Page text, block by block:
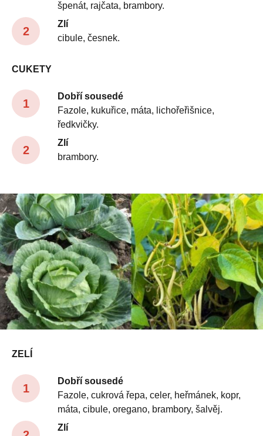
špenát, rajčata, brambory.
Zlí
cibule, česnek.
CUKETY
Dobří sousedé
Fazole, kukuřice, máta, lichořeřišnice,
ředkvičky.
Zlí
brambory.
ZELÍ
Dobří sousedé
Fazole, cukrová řepa, celer, heřmánek, kopr,
máta, cibule, oregano, brambory, šalvěj.
Zlí